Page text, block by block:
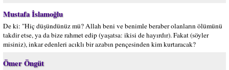
Mustafa İslamoğlu
De ki: "Hiç düşündünüz mü? Allah beni ve benimle beraber olanların ölümünü
takdir etse, ya da bize rahmet edip (yaşatsa: ikisi de hayırdır). Fakat (söyler
misiniz), inkar edenleri acıklı bir azabın pençesinden kim kurtaracak?
Ömer Öngüt